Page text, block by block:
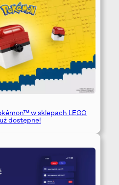
w sklepach LEGO
dostępne!